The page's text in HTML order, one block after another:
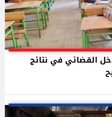
القضائي في نتائج